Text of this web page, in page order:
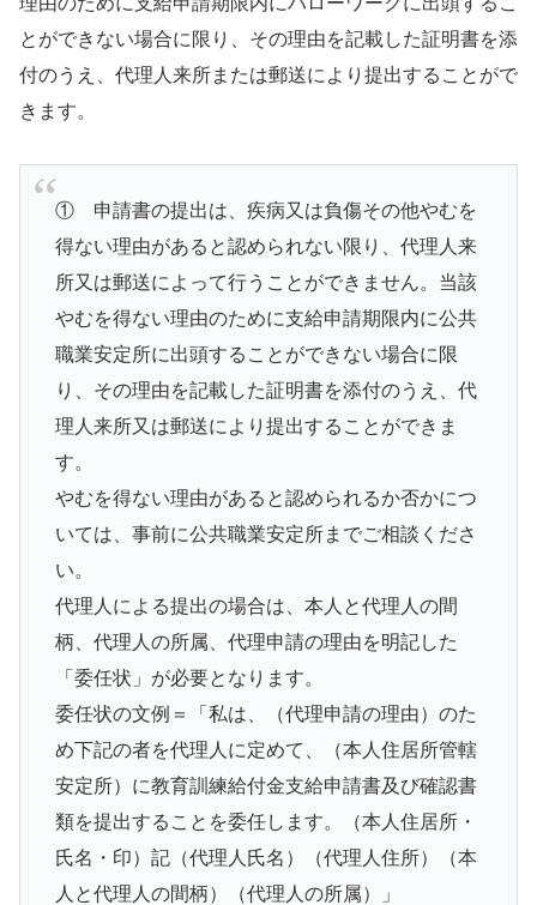
とができない場合に限り、その理由を記載した証明書を添
付のうえ、代理人来所または郵送により提出することがで
きます。
① 申請書の提出は、疾病又は負傷その他やむを
得ない理由があると認められない限り、代理人来
所又は郵送によって行うことができません。当該
やむを得ない理由のために支給申請期限内に公共
職業安定所に出頭することができない場合に限
り、その理由を記載した証明書を添付のうえ、代
理人来所又は郵送により提出することができま
す。
やむを得ない理由があると認められるか否かにつ
いては、事前に公共職業安定所までご相談くださ
い。
代理人による提出の場合は、本人と代理人の間
柄、代理人の所属、代理申請の理由を明記した
「委任状」が必要となります。
委任状の文例＝「私は、（代理申請の理由）のた
め下記の者を代理人に定めて、（本人住居所管轄
安定所）に教育訓練給付金支給申請書及び確認書
類を提出することを委任します。（本人住居所・
氏名・印）記（代理人氏名）（代理人住所）（本
人と代理人の間柄）（代理人の所属）」